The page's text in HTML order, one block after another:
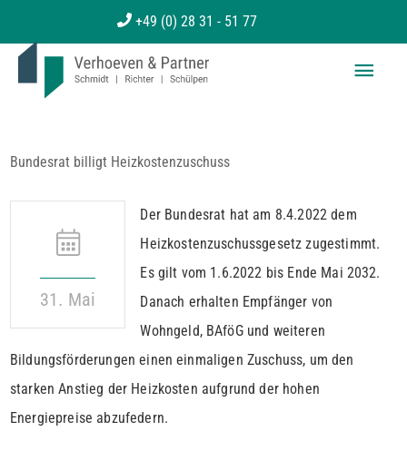
Inhalt
+49 (0) 28 31 - 51 77
Bundesrat billigt Heizkostenzuschuss
31. Mai
Der Bundesrat hat am 8.4.2022 dem
Heizkostenzuschussgesetz zugestimmt.
Es gilt vom 1.6.2022 bis Ende Mai 2032.
Danach erhalten Empfänger von
Wohngeld, BAföG und weiteren
Bildungsförderungen einen einmaligen Zuschuss, um den
starken Anstieg der Heizkosten aufgrund der hohen
Energiepreise abzufedern.